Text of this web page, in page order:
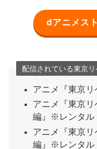
dアニメス
配信されている東京
アニメ『東京リ
アニメ『東京
編』※レンタル
アニメ『東京
編』※レンタル